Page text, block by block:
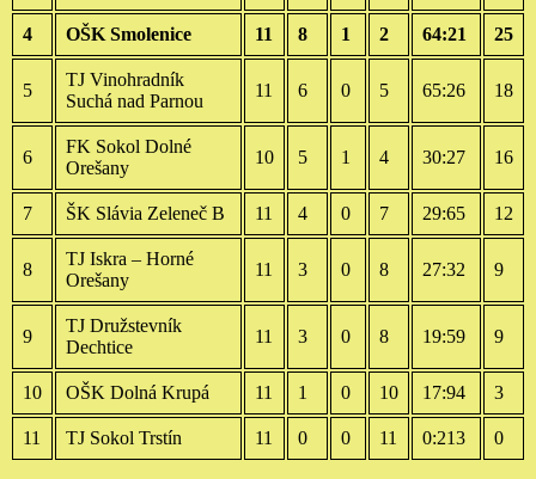
4 OŠK Smolenice 11 8 1 2 64:21 25
5
TJ Vinohradník
Suchá nad Parnou
11 6 0 5 65:26 18
6
FK Sokol Dolné
Orešany
10 5 1 4 30:27 16
7 ŠK Slávia Zeleneč B 11 4 0 7 29:65 12
8
TJ Iskra – Horné
Orešany
11 3 0 8 27:32 9
9
TJ Družstevník
Dechtice
11 3 0 8 19:59 9
10 OŠK Dolná Krupá 11 1 0 10 17:94 3
11 TJ Sokol Trstín 11 0 0 11 0:213 0